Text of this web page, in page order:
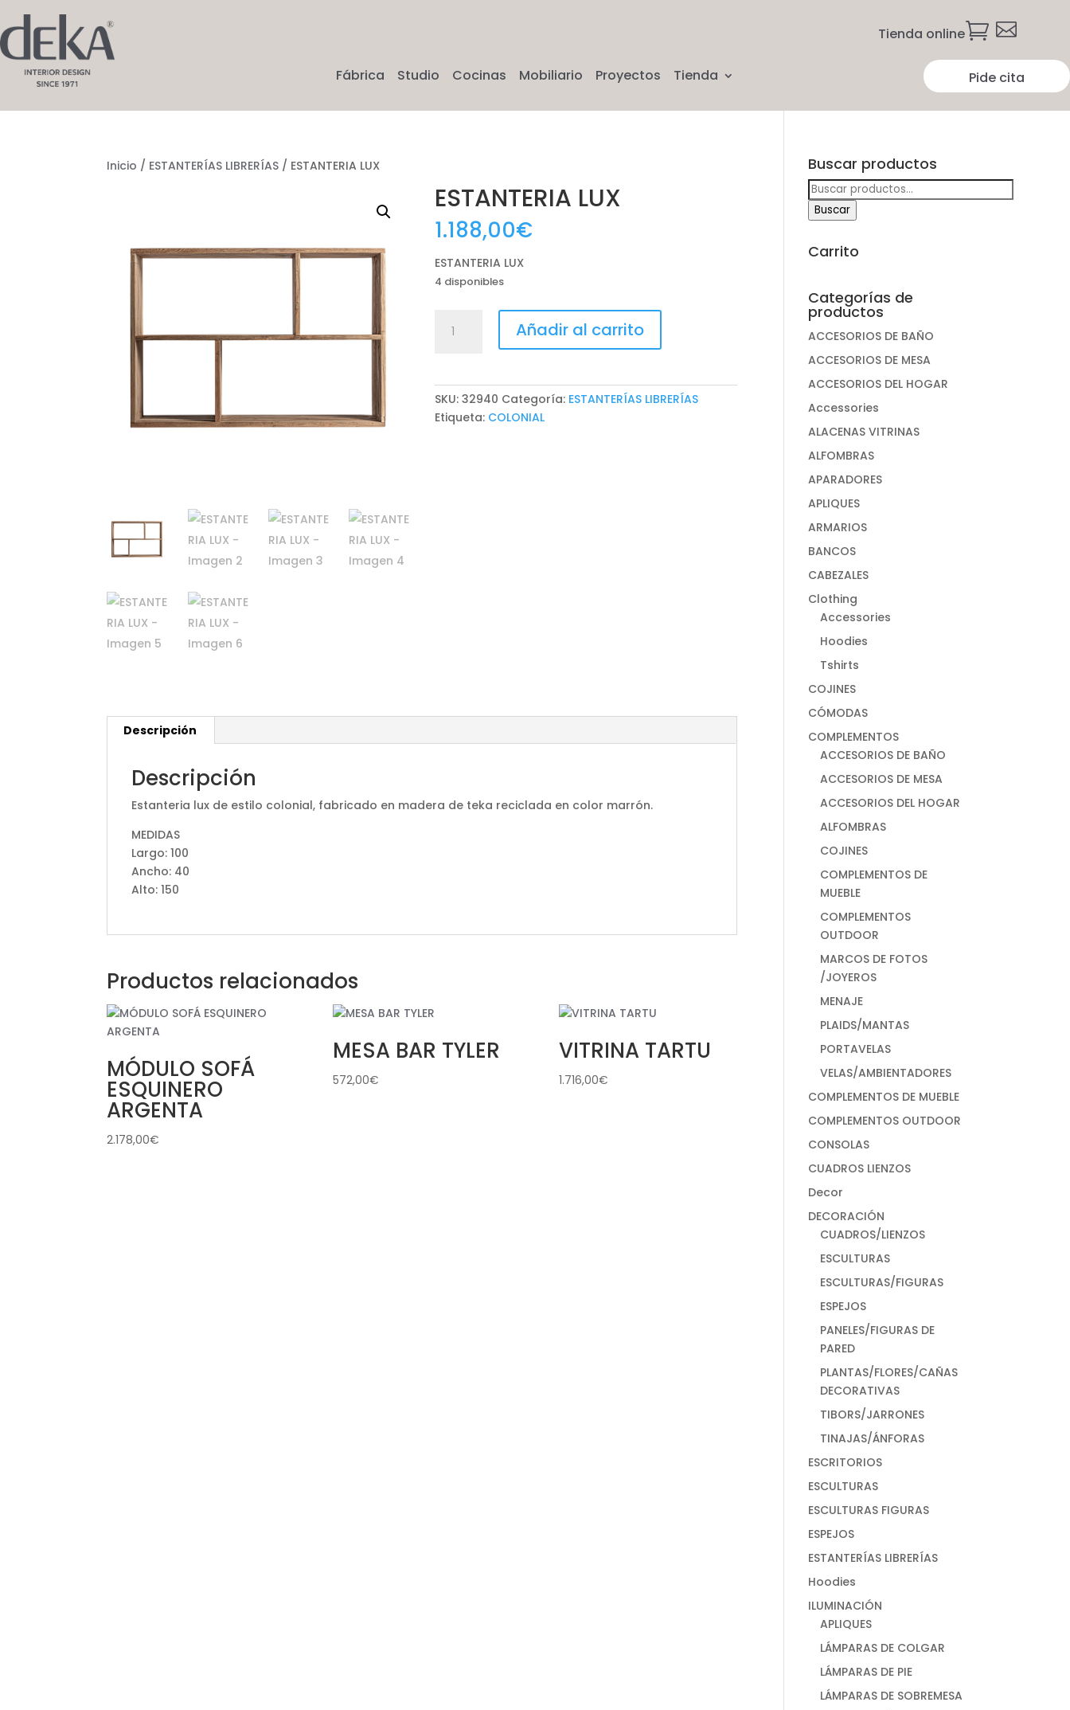
Tienda online 
Fábrica Studio Cocinas Mobiliario Proyectos Tienda Pide cita
Inicio / ESTANTERÍAS LIBRERÍAS / ESTANTERIA LUX
ESTANTERIA LUX
1.188,00€
ESTANTERIA LUX
4 disponibles
LUX
Añadir al carrito
SKU:32940 Categoría: ESTANTERÍAS LIBRERÍAS
Etiqueta: COLONIAL
Descripción
Descripción
Estanteria lux de estilo colonial, fabricado en madera de teka reciclada en color marrón.
MEDIDAS
Largo: 100
Ancho: 40
Alto: 150
Productos relacionados
MÓDULO SOFÁ
ESQUINERO
ARGENTA
2.178,00€
MESA BAR TYLER
572,00€
VITRINA TARTU
1.716,00€
Buscar productos
Buscar
por:
Buscar
Carrito
Categorías de
productos
ACCESORIOS DE BAÑO
ACCESORIOS DE MESA
ACCESORIOS DEL HOGAR
Accessories
ALACENAS VITRINAS
ALFOMBRAS
APARADORES
APLIQUES
ARMARIOS
BANCOS
CABEZALES
Clothing
Accessories
Hoodies
Tshirts
COJINES
CÓMODAS
COMPLEMENTOS
ACCESORIOS DE BAÑO
ACCESORIOS DE MESA
ACCESORIOS DEL HOGAR
ALFOMBRAS
COJINES
COMPLEMENTOS DE
MUEBLE
COMPLEMENTOS
OUTDOOR
MARCOS DE FOTOS
/JOYEROS
MENAJE
PLAIDS/MANTAS
PORTAVELAS
VELAS/AMBIENTADORES
COMPLEMENTOS DE MUEBLE
COMPLEMENTOS OUTDOOR
CONSOLAS
CUADROS LIENZOS
Decor
DECORACIÓN
CUADROS/LIENZOS
ESCULTURAS
ESCULTURAS/FIGURAS
ESPEJOS
PANELES/FIGURAS DE
PARED
PLANTAS/FLORES/CAÑAS
DECORATIVAS
TIBORS/JARRONES
TINAJAS/ÁNFORAS
ESCRITORIOS
ESCULTURAS
ESCULTURAS FIGURAS
ESPEJOS
ESTANTERÍAS LIBRERÍAS
Hoodies
ILUMINACIÓN
APLIQUES
LÁMPARAS DE COLGAR
LÁMPARAS DE PIE
LÁMPARAS DE SOBREMESA